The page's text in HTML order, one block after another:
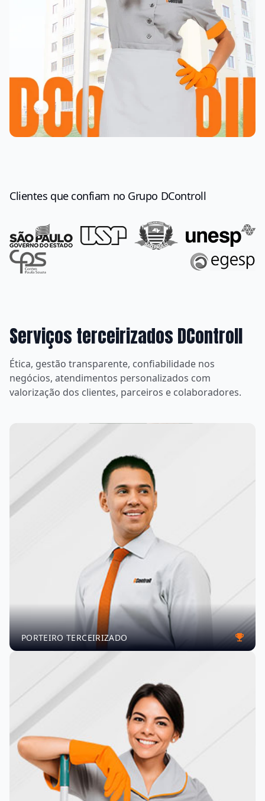
Clientes que confiam no Grupo DControll
Serviços terceirizados DControll
Ética, gestão transparente, confiabilidade nos
negócios, atendimentos personalizados com
valorização dos clientes, parceiros e colaboradores.
PORTEIRO TERCEIRIZADO